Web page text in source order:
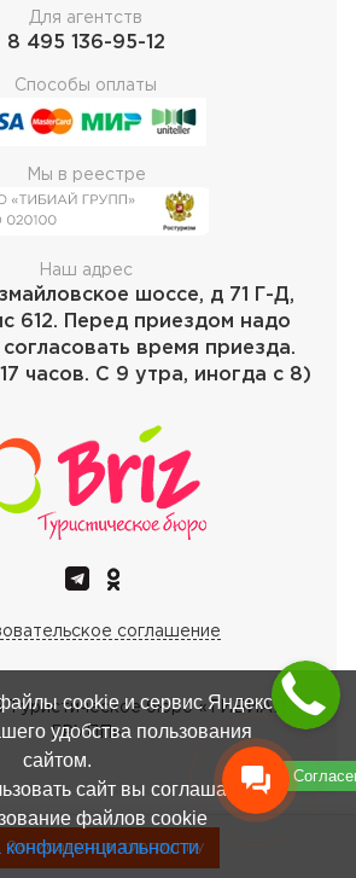
Записаться в тургруппу
Записаться в тургруппу
Для агентств
8 495 136-95-12
Способы оплаты
Мы в реестре
Наш адрес
шоссе, д 71 Г-Д,
612. Перед приездом надо
время приезда.
часов. С 9 утра, иногда с 8)
соглашение
Туристическое бюро «ТИБИАЙ
ГРУПП»
cookie и сервис Яндекс
удобства пользования
сайтом.
сайт вы соглашаетесь
файлов cookie
конфиденциальности